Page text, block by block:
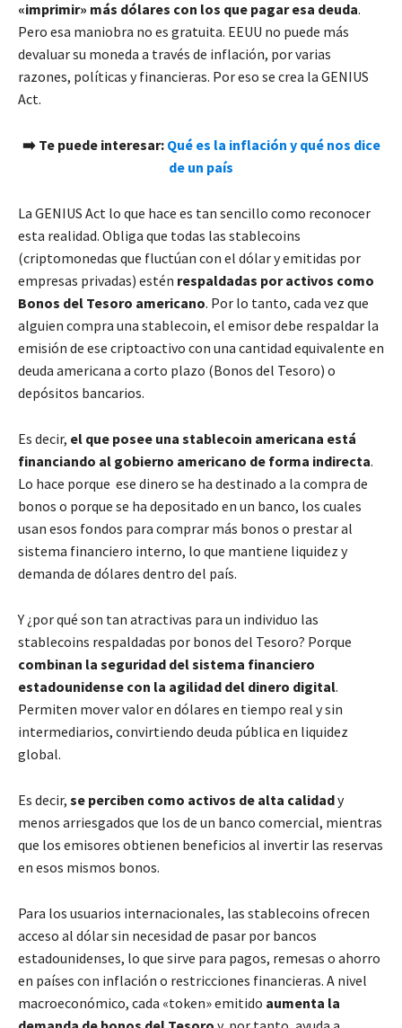
«imprimir» más dólares con los que pagar esa deuda.
Pero esa maniobra no es gratuita. EEUU no puede más
devaluar su moneda a través de inflación, por varias
razones, políticas y financieras. Por eso se crea la GENIUS
Act.
➡️ Te puede interesar: Qué es la inflación y qué nos dice
de un país
La GENIUS Act lo que hace es tan sencillo como reconocer
esta realidad. Obliga que todas las stablecoins
(criptomonedas que fluctúan con el dólar y emitidas por
empresas privadas) estén respaldadas por activos como
Bonos del Tesoro americano. Por lo tanto, cada vez que
alguien compra una stablecoin, el emisor debe respaldar la
emisión de ese criptoactivo con una cantidad equivalente en
deuda americana a corto plazo (Bonos del Tesoro) o
depósitos bancarios.
Es decir, el que posee una stablecoin americana está
financiando al gobierno americano de forma indirecta.
Lo hace porque ese dinero se ha destinado a la compra de
bonos o porque se ha depositado en un banco, los cuales
usan esos fondos para comprar más bonos o prestar al
sistema financiero interno, lo que mantiene liquidez y
demanda de dólares dentro del país.
Y ¿por qué son tan atractivas para un individuo las
stablecoins respaldadas por bonos del Tesoro? Porque
combinan la seguridad del sistema financiero
estadounidense con la agilidad del dinero digital.
Permiten mover valor en dólares en tiempo real y sin
intermediarios, convirtiendo deuda pública en liquidez
global.
Es decir, se perciben como activos de alta calidady
menos arriesgados que los de un banco comercial, mientras
que los emisores obtienen beneficios al invertir las reservas
en esos mismos bonos.
Para los usuarios internacionales, las stablecoins ofrecen
acceso al dólar sin necesidad de pasar por bancos
estadounidenses, lo que sirve para pagos, remesas o ahorro
en países con inflación o restricciones financieras. A nivel
macroeconómico, cada «token» emitido aumenta la